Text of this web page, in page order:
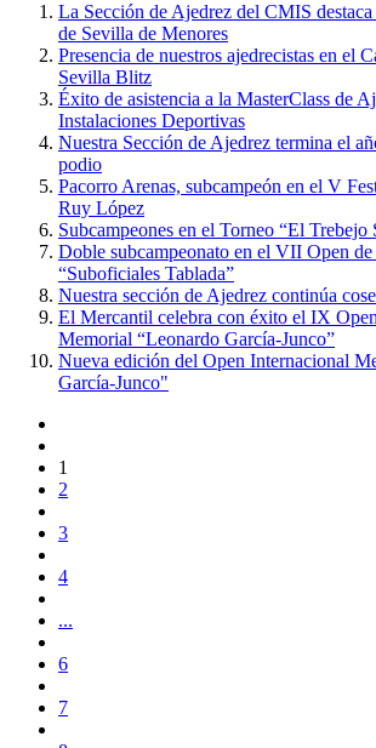
La Sección de Ajedrez del CMIS
de Sevilla de Menores
Presencia de nuestros ajedrecistas en el
Sevilla Blitz
Éxito de asistencia a la MasterClass de
Instalaciones Deportivas
Nuestra Sección de Ajedrez termina el
podio
Pacorro Arenas, subcampeón en el V
Ruy López
Subcampeones en el Torneo “El Trebejo
Doble subcampeonato en el VII Open
“Suboficiales Tablada”
Nuestra sección de Ajedrez continúa
El Mercantil celebra con éxito el IX
Memorial “Leonardo García-Junco”
Nueva edición del Open Internacional
García-Junco"
1
2
3
4
...
6
7